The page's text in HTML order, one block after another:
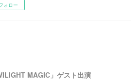
ォロー
MAGIC」ゲスト出演